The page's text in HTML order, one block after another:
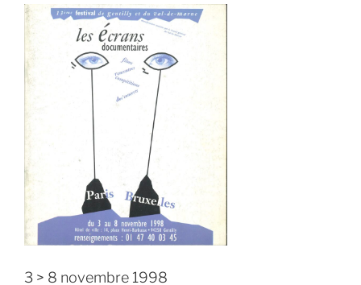
3 > 8 novembre 1998